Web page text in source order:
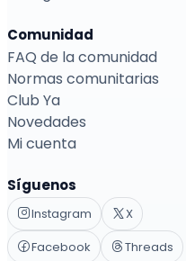
Comunidad
FAQ de la comunidad
Normas comunitarias
Club Ya
Novedades
Mi cuenta
Síguenos
Instagram
X
Facebook
Threads